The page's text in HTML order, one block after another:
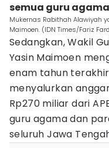
semua guru agama
Mukernas Rabithah Alawiyah
Maimoen. (IDN Times/Fariz
Sedangkan, Wakil
Yasin Maimoen
enam tahun
menyalurkan
Rp270 miliar dari
guru agama dan
seluruh Jawa